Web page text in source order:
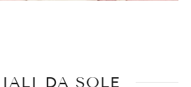
DA SOLE